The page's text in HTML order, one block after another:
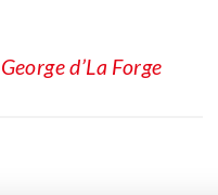
George d’La Forge